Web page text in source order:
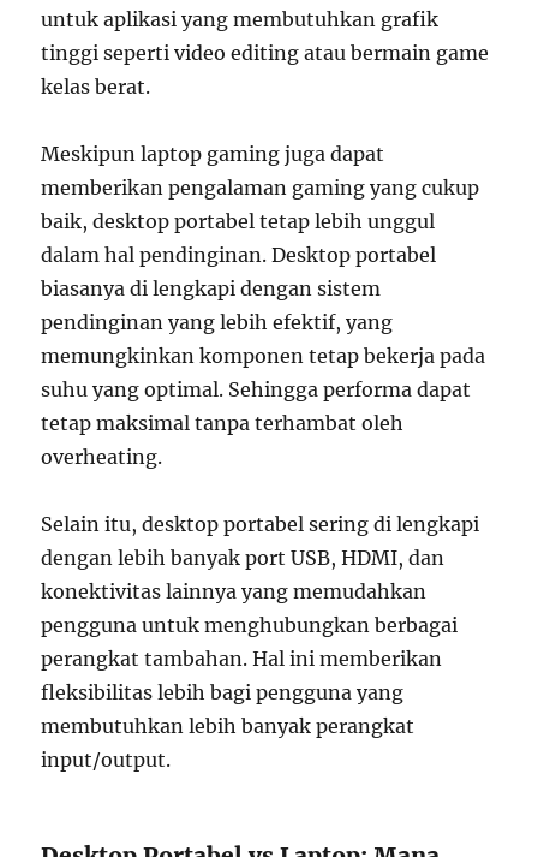
untuk aplikasi yang membutuhkan grafik
tinggi seperti video editing atau bermain game
kelas berat.
Meskipun laptop gaming juga dapat
memberikan pengalaman gaming yang cukup
baik, desktop portabel tetap lebih unggul
dalam hal pendinginan. Desktop portabel
biasanya di lengkapi dengan sistem
pendinginan yang lebih efektif, yang
memungkinkan komponen tetap bekerja pada
suhu yang optimal. Sehingga performa dapat
tetap maksimal tanpa terhambat oleh
overheating.
Selain itu, desktop portabel sering di lengkapi
dengan lebih banyak port USB, HDMI, dan
konektivitas lainnya yang memudahkan
pengguna untuk menghubungkan berbagai
perangkat tambahan. Hal ini memberikan
fleksibilitas lebih bagi pengguna yang
membutuhkan lebih banyak perangkat
input/output.